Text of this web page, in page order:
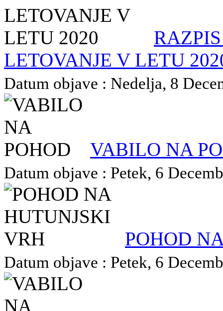
LETOVANJE V LETU
Datum objave : Nedelja, 8
VABILO NA
Datum objave : Petek, 6
POHOD
Datum objave : Petek, 6